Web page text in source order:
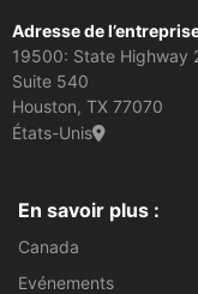
Adresse de
19500: State Highway
Suite 540
Houston, TX 77070
États-Unis
En savoir plus :
Canada
Evénements